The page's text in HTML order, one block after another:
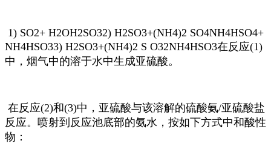
1) SO2+ H2OH2SO32) H2SO3+(NH4)2 SO4NH4HSO4+
NH4HSO33) H2SO3+(NH4)2 S O32NH4HSO3在反应(1)
中，烟气中的溶于水中生成亚硫酸。
在反应(2)和(3)中，亚硫酸与该溶解的硫酸氨/亚硫酸盐
反应。喷射到反应池底部的氨水，按如下方式中和酸性
物：